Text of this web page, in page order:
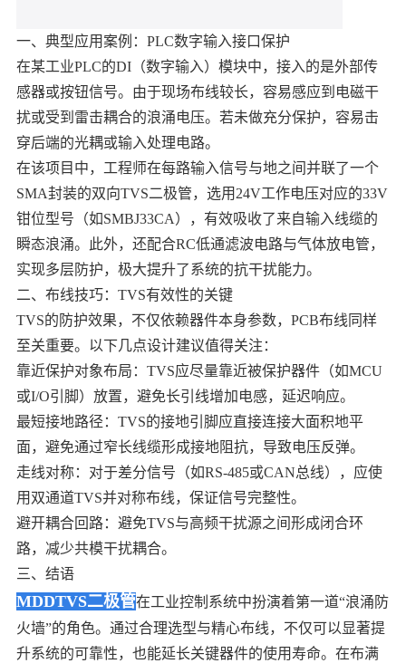
一、典型应用案例：PLC数字输入接口保护
在某工业PLC的DI（数字输入）模块中，接入的是外部传
感器或按钮信号。由于现场布线较长，容易感应到电磁干
扰或受到雷击耦合的浪涌电压。若未做充分保护，容易击
穿后端的光耦或输入处理电路。
在该项目中，工程师在每路输入信号与地之间并联了一个
SMA封装的双向TVS二极管，选用24V工作电压对应的33V
钳位型号（如SMBJ33CA），有效吸收了来自输入线缆的
瞬态浪涌。此外，还配合RC低通滤波电路与气体放电管，
实现多层防护，极大提升了系统的抗干扰能力。
二、布线技巧：TVS有效性的关键
TVS的防护效果，不仅依赖器件本身参数，PCB布线同样
至关重要。以下几点设计建议值得关注：
靠近保护对象布局：TVS应尽量靠近被保护器件（如MCU
或I/O引脚）放置，避免长引线增加电感，延迟响应。
最短接地路径：TVS的接地引脚应直接连接大面积地平
面，避免通过窄长线缆形成接地阻抗，导致电压反弹。
走线对称：对于差分信号（如RS-485或CAN总线），应使
用双通道TVS并对称布线，保证信号完整性。
避开耦合回路：避免TVS与高频干扰源之间形成闭合环
路，减少共模干扰耦合。
三、结语
MDDTVS二极管在工业控制系统中扮演着第一道“浪涌防
火墙”的角色。通过合理选型与精心布线，不仅可以显著提
升系统的可靠性，也能延长关键器件的使用寿命。在布满